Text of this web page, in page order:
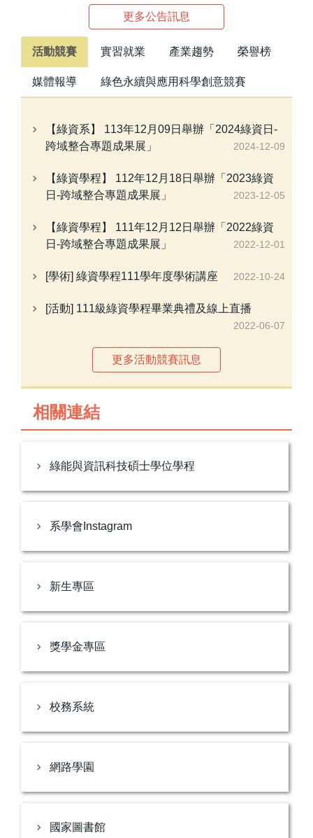
更多公告訊息
活動競賽 實習就業 產業趨勢 榮譽榜
媒體報導 綠色永續與應用科學創意競賽
【綠資系】 113年12月09日舉辦「2024綠資日-
跨域整合專題成果展」
2024-12-09
【綠資學程】 112年12月18日舉辦「2023綠資
日-跨域整合專題成果展」
2023-12-05
【綠資學程】 111年12月12日舉辦「2022綠資
日-跨域整合專題成果展」
2022-12-01
[學術] 綠資學程111學年度學術講座 2022-10-24
[活動] 111級綠資學程畢業典禮及線上直播
2022-06-07
更多活動競賽訊息
相關連結
綠能與資訊科技碩士學位學程
系學會Instagram
新生專區
獎學金專區
校務系統
網路學園
國家圖書館